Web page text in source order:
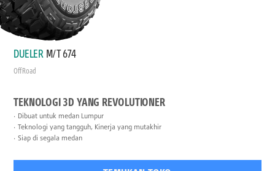
DUELER M/T 674
Off Road
TEKNOLOGI 3D YANG REVOLUTIONER
Dibuat untuk medan Lumpur
Teknologi yang tangguh, Kinerja yang mutakhir
Siap di segala medan